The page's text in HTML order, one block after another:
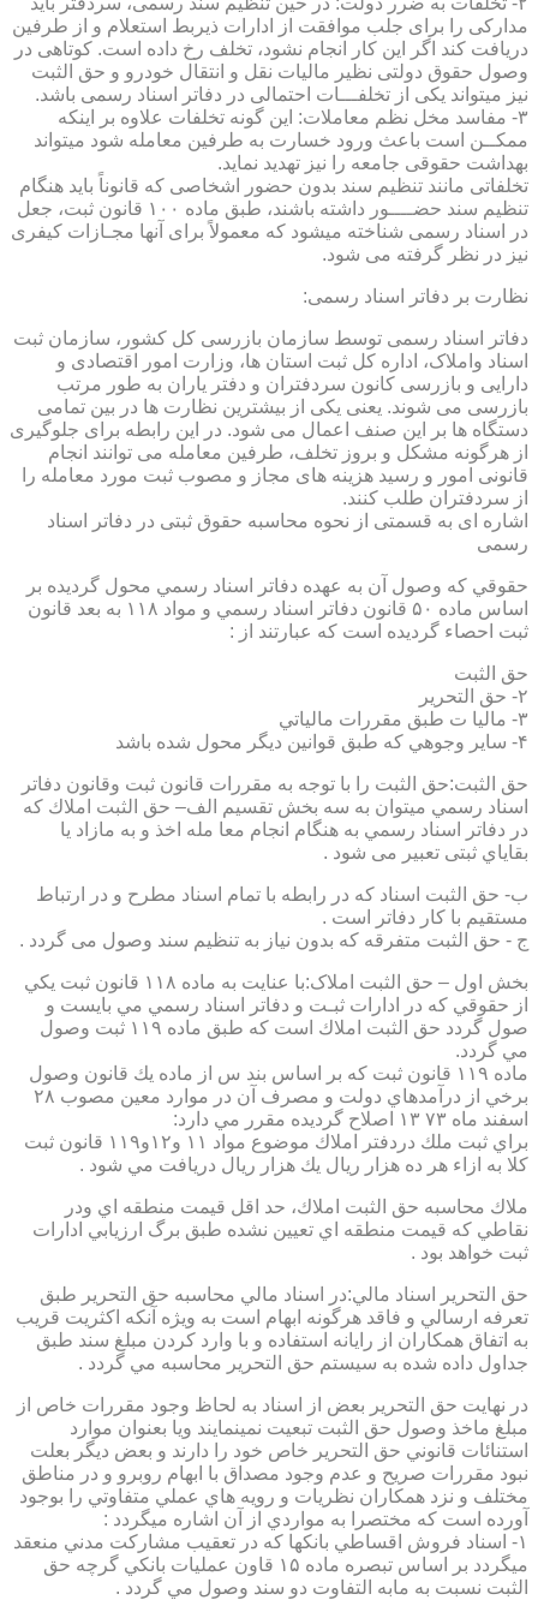
مدارکی را برای جلب موافقت از ادارات ذیربط استعلام و از طرفین
دریافت کند اگر این کار انجام نشود، تخلف رخ داده است. کوتاهی در
وصول حقوق دولتی نظیر مالیات نقل و انتقال خودرو و حق الثبت
نیز میتواند یکی از تخلفـــات احتمالی در دفاتر اسناد رسمی باشد.
۳- مفاسد مخل نظم معاملات: این گونه تخلفات علاوه بر اینکه
ممکــن است باعث ورود خسارت به طرفین معامله شود میتواند
بهداشت حقوقی جامعه را نیز تهدید نماید.
تخلفاتی مانند تنظیم سند بدون حضور اشخاصی که قانوناً باید هنگام
تنظیم سند حضــــور داشته باشند، طبق ماده ۱۰۰ قانون ثبت، جعل
در اسناد رسمی شناخته میشود که معمولاً برای آنها مجـازات کیفری
نیز در نظر گرفته می شود.
نظارت بر دفاتر اسناد رسمی:
دفاتر اسناد رسمی توسط سازمان بازرسی کل کشور، سازمان ثبت
اسناد واملاک، اداره کل ثبت استان ها، وزارت امور اقتصادی و
دارایی و بازرسی کانون سردفتران و دفتر یاران به طور مرتب
بازرسی می شوند. یعنی یکی از بیشترین نظارت ها در بین تمامی
دستگاه ها بر این صنف اعمال می شود. در این رابطه برای جلوگیری
از هرگونه مشکل و بروز تخلف، طرفین معامله می توانند انجام
قانونی امور و رسید هزینه های مجاز و مصوب ثبت مورد معامله را
از سردفتران طلب کنند.
اشاره ای به قسمتی از نحوه محاسبه حقوق ثبتی در دفاتر اسناد
رسمی
حقوقي كه وصول آن به عهده دفاتر اسناد رسمي محول گرديده بر
اساس ماده ۵۰ قانون دفاتر اسناد رسمي و مواد ۱۱۸ به بعد قانون
ثبت احصاء گرديده است كه عبارتند از :
حق الثبت
۲- حق التحرير
۳- ماليا ت طبق مقررات مالياتي
۴- ساير وجوهي كه طبق قوانين ديگر محول شده باشد
حق الثبت:حق الثبت را با توجه به مقررات قانون ثبت وقانون دفاتر
اسناد رسمي ميتوان به سه بخش تقسيم الف– حق الثبت املاك كه
در دفاتر اسناد رسمي به هنگام انجام معا مله اخذ و به مازاد يا
بقاياي ثبتی تعبیر می شود .
ب- حق الثبت اسناد كه در رابطه با تمام اسناد مطرح و در ارتباط
مستقيم با كار دفاتر است .
ج - حق الثبت متفرقه كه بدون نياز به تنظیم سند وصول می گردد .
بخش اول – حق الثبت املاک:با عنايت به ماده ۱۱۸ قانون ثبت يكي
از حقوقي كه در ادارات ثبـت و دفاتر اسناد رسمي مي بايست و
صول گردد حق الثبت املاك است كه طبق ماده ۱۱۹ ثبت وصول
مي گردد.
ماده ۱۱۹ قانون ثبت كه بر اساس بند س از ماده يك قانون وصول
برخي از درآمدهاي دولت و مصرف آن در موارد معين مصوب ۲۸
اسفند ماه ۷۳ ۱۳ اصلاح گرديده مقرر مي دارد:
براي ثبت ملك دردفتر املاك موضوع مواد ۱۱ و۱۲و۱۱۹ قانون ثبت
كلا به ازاء هر ده هزار ريال يك هزار ريال دريافت مي شود .
ملاك محاسبه حق الثبت املاك، حد اقل قيمت منطقه اي ودر
نقاطي كه قيمت منطقه اي تعيين نشده طبق برگ ارزيابي ادارات
ثبت خواهد بود .
حق التحرير اسناد مالي:در اسناد مالي محاسبه حق التحرير طبق
تعرفه ارسالي و فاقد هرگونه ابهام است به ويژه آنكه اكثريت قريب
به اتفاق همكاران از رايانه استفاده و با وارد كردن مبلغ سند طبق
جداول داده شده به سيستم حق التحرير محاسبه مي گردد .
در نهايت حق التحرير بعض از اسناد به لحاظ وجود مقررات خاص از
مبلغ ماخذ وصول حق الثبت تبعيت نمينمايند ويا بعنوان موارد
استنائات قانوني حق التحرير خاص خود را دارند و بعض ديگر بعلت
نبود مقررات صريح و عدم وجود مصداق با ابهام روبرو و در مناطق
مختلف و نزد همكاران نظريات و رويه هاي عملي متفاوتي را بوجود
آورده است كه مختصرا به مواردي از آن اشاره ميگردد :
۱- اسناد فروش اقساطي بانكها كه در تعقيب مشاركت مدني منعقد
ميگردد بر اساس تبصره ماده ۱۵ قاون عمليات بانكي گرچه حق
الثبت نسبت به مابه التفاوت دو سند وصول مي گردد .